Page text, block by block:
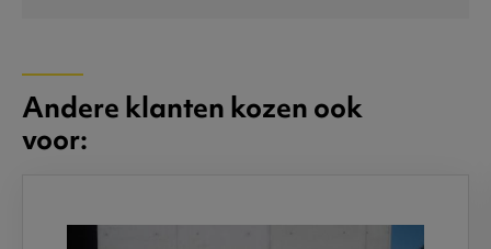
Andere klanten kozen ook
voor: